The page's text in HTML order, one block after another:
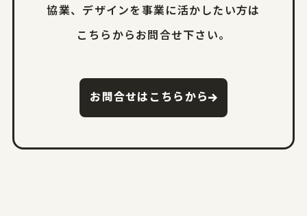
協業、 デザインを事業に活かしたい方は
こちらからお問合せ下さい。
お問合せはこちらから